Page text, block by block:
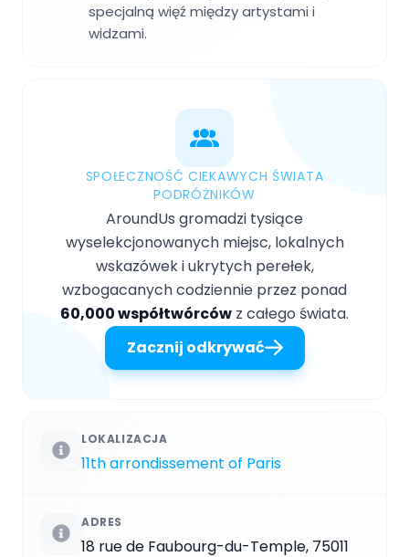
specjalną więź między artystami i
widzami.
SPOŁECZNOŚĆ CIEKAWYCH ŚWIATA
PODRÓŻNIKÓW
AroundUs gromadzi tysiące
wyselekcjonowanych miejsc, lokalnych
wskazówek i ukrytych perełek,
wzbogacanych codziennie przez ponad
60,000 współtwórców z całego świata.
Zacznij odkrywać
LOKALIZACJA
11th arrondissement of Paris
ADRES
18 rue de Faubourg-du-Temple, 75011